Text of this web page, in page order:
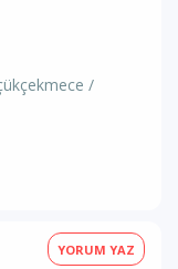
/
YORUM YAZ